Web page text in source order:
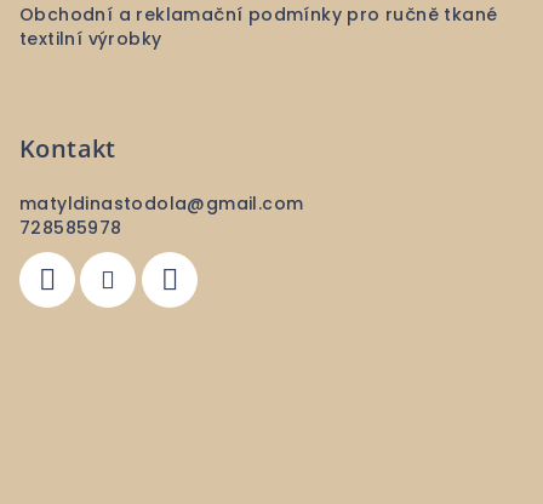
Obchodní a reklamační podmínky pro ručně tkané
textilní výrobky
Kontakt
matyldinastodola@gmail.com
728585978